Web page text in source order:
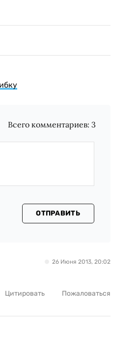
Всего комментариев:3
ОТПРАВИТЬ
26 Июня 2013, 20:02
Цитировать Пожаловаться